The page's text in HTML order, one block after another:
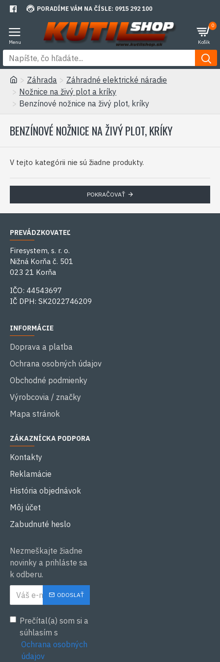
PORADÍME VÁM NA ČÍSLE: 0915 292 100
0
Záhrada
Záhradné elektrické náradie
Nožnice na živý plot a kríky
Benzínové nožnice na živý plot, kríky
BENZÍNOVÉ NOŽNICE NA ŽIVÝ PLOT, KRÍKY
V tejto kategórii nie sú žiadne produkty.
POKRAČOVAŤ
PREVÁDZKOVATEĽ
Firesystem, s. r. o.
Nižná Korňa č. 501
023 21 Korňa
IČO: 44543697
IČ DPH: SK2022746209
INFORMÁCIE
Doprava a platba
Ochrana osobných údajov
Obchodné podmienky
Výrobcovia / značky
Mapa stránok
ZÁKAZNÍCKA PODPORA
Kontakty
Reklamácie
História objednávok
Môj účet
Zabudnuté heslo
Nezmeškajte žiadne
novinky a prihláste sa
k odberu.
ODOSLAŤ
Prečítal(a) som si a
súhlasím s
Ochrana osobných
údajov